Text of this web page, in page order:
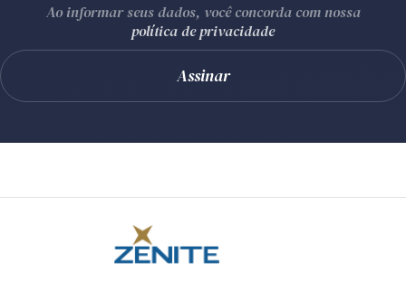
Ao informar seus dados, você concorda com nossa
política de privacidade